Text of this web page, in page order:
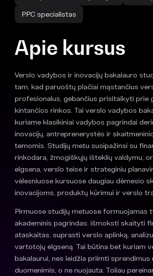
PPC specialistas
Apie kursus
Verslo vadybos ir inovacijų bakalauro
tam, kad paruoštų plačiai mąstančius
profesionalus, gebančius prisitaikyti prie
kintančios rinkos. Tai verslo vadybos
kuriame klasikiniai vadybos pagrindai
inovacijų, antreprenerystės ir
temomis. Studijų metu susipažinsi su
rinkodara, žmogiškųjų išteklių valdymu,
elgsena, verslo teise ir strateginiu
vėlesniuose kursuose daugiau dėmesio
inovacijoms, produktų kūrimui ir verslo
Pirmuose studijų metuose formuojamas
akademinis pagrindas: išmoksti skaityti
ataskaitas, suprasti verslo aplinką,
vartotojų elgseną. Tai būtina bet kuriam
bakalaurui, nes leidžia priimti sprendimus
duomenimis, o ne nuojauta. Toliau